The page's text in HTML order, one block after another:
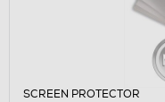
SCREEN PROTECTOR